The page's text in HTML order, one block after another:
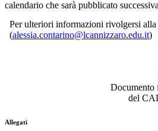
calendario che sarà pubblicato
Per ulteriori informazioni rivolgersi alla
(alessia.contarino@lcannizzaro.edu.it)
Documento
del
Allegati